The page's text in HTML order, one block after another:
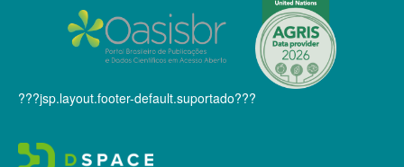
???jsp.layout.footer-default.suportado???